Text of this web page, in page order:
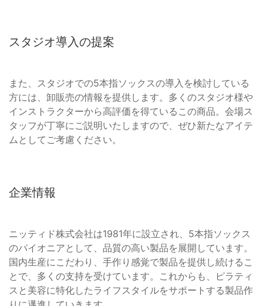
スタジオ導入の提案
また、スタジオでの5本指ソックスの導入を検討している
方には、卸販売の情報を提供します。多くのスタジオ様や
インストラクターから高評価を得ているこの商品。会場ス
タッフが丁寧にご説明いたしますので、ぜひ新たなアイテ
ムとしてご考慮ください。
企業情報
ニッティド株式会社は1981年に設立され、5本指ソックス
のパイオニアとして、品質の高い製品を展開しています。
国内生産にこだわり、手作り感覚で製品を提供し続けるこ
とで、多くの支持を受けています。これからも、ピラティ
スと美容に特化したライフスタイルをサポートする製品作